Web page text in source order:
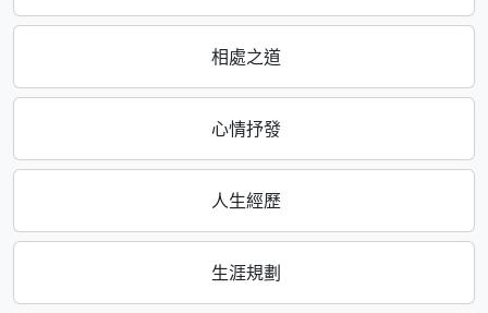
相處之道
心情抒發
人生經歷
生涯規劃